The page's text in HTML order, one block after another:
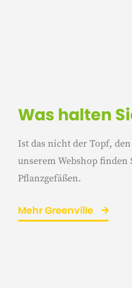
Was halten
Ist das nicht der Topf,
unserem Webshop finden
Pflanzgefäßen.
Mehr Greenville